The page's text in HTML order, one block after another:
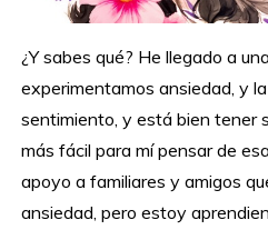
¿Y sabes qué? He llegado a
experimentamos ansiedad, y
sentimiento, y está bien tener
más fácil para mí pensar de
apoyo a familiares y amigos
ansiedad, pero estoy